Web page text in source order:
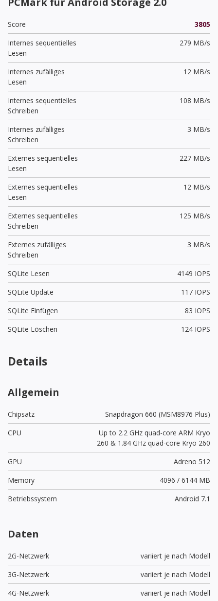
Score
3805
Internes sequentielles
Lesen
279 MB/s
Internes zufälliges
Lesen
12 MB/s
Internes sequentielles
Schreiben
108 MB/s
Internes zufälliges
Schreiben
3 MB/s
Externes sequentielles
Lesen
227 MB/s
Externes sequentielles
Lesen
12 MB/s
Externes sequentielles
Schreiben
125 MB/s
Externes zufälliges
Schreiben
3 MB/s
SQLite Lesen
4149 IOPS
SQLite Update
117 IOPS
SQLite Einfügen
83 IOPS
SQLite Löschen
124 IOPS
Details
Allgemein
Chipsatz
Snapdragon 660 (MSM8976 Plus)
CPU
Up to 2.2 GHz quad-core ARM Kryo
260 & 1.84 GHz quad-core Kryo 260
GPU
Adreno 512
Memory
4096 / 6144 MB
Betriebssystem
Android 7.1
Daten
2G-Netzwerk
variiert je nach Modell
3G-Netzwerk
variiert je nach Modell
4G-Netzwerk
variiert je nach Modell